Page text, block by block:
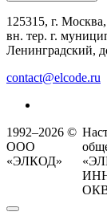
125315, г. Москва,
вн. тер. г.
Ленинградский,
contact@elcode.ru
1992–2026 ©
ООО
«ЭЛКОД»
ИНН